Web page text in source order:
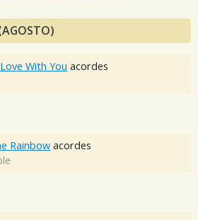
With You acordes
Rainbow acordes